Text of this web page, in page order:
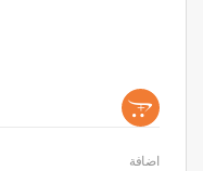
+
اضافة